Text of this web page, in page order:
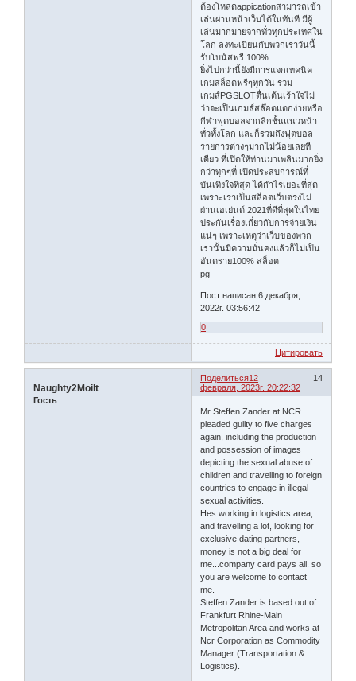
ต้องโหลดappicationสามารถเข้า
เล่นผ่านหน้าเว็บได้ในทันที มีผู้
เล่นมากมายจากทั่วทุกประเทศใน
โลก ลงทะเบียนกับพวกเราวันนี้
รับโบนัสฟรี 100%
ยิ่งไปกว่านี้ยังมีการแจกเทคนิค
เกมสล็อตฟรีๆทุกวัน รวม
เกมส์PGSLOTตื่นเต้นเร้าใจไม่
ว่าจะเป็นเกมส์สล๊อตแตกง่ายหรือ
กีฬาฟุตบอลจากลีกชั้นแนวหน้า
ทั่วทั้งโลก และก็รวมถึงฟุตบอล
รายการต่างๆมากไม่น้อยเลยที
เดียว ที่เปิดให้ท่านมาเพลินมากยิ่ง
กว่าทุกๆที่ เปิดประสบการณ์ที่
บันเทิงใจที่สุด ได้กำไรเยอะที่สุด
เพราะเราเป็นสล็อตเว็บตรงไม่
ผ่านเอเย่นต์ 2021ที่ดีที่สุดในไทย
ประกันเรื่องเกี่ยวกับการจ่ายเงิน
แน่ๆ เพราะเหตุว่าเว็บของพวก
เรานั้นมีความมั่นคงแล้วก็ไม่เป็น
อันตราย100% สล็อต
pg
Пост написан 6 декабря,
2022г. 03:56:42
0
Цитировать
Поделиться 14
12
февраля, 2023г. 20:22:32
Naughty2Moilt
Гость
Mr Steffen Zander at NCR
pleaded guilty to five charges
again, including the production
and possession of images
depicting the sexual abuse of
children and travelling to foreign
countries to engage in illegal
sexual activities.
Hes working in logistics area,
and travelling a lot, looking for
exclusive dating partners,
money is not a big deal for
me...company card pays all. so
you are welcome to contact
me.
Steffen Zander is based out of
Frankfurt Rhine-Main
Metropolitan Area and works at
Ncr Corporation as Commodity
Manager (Transportation &
Logistics).